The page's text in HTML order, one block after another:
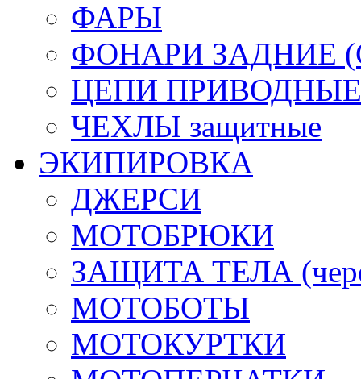
ФАРЫ
ФОНАРИ ЗАДНИЕ
ЦЕПИ ПРИВОДНЫЕ
ЧЕХЛЫ защитные
ЭКИПИРОВКА
ДЖЕРСИ
МОТОБРЮКИ
ЗАЩИТА ТЕЛА
МОТОБОТЫ
МОТОКУРТКИ